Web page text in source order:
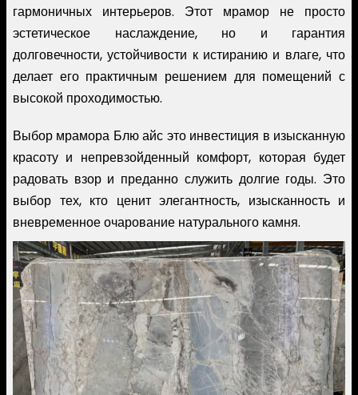
гармоничных интерьеров. Этот мрамор не просто
эстетическое наслаждение, но и гарантия
долговечности, устойчивости к истиранию и влаге, что
делает его практичным решением для помещений с
высокой проходимостью.
Выбор мрамора Блю айс это инвестиция в изысканную
красоту и непревзойденный комфорт, которая будет
радовать взор и преданно служить долгие годы. Это
выбор тех, кто ценит элегантность, изысканность и
вневременное очарование натурального камня.